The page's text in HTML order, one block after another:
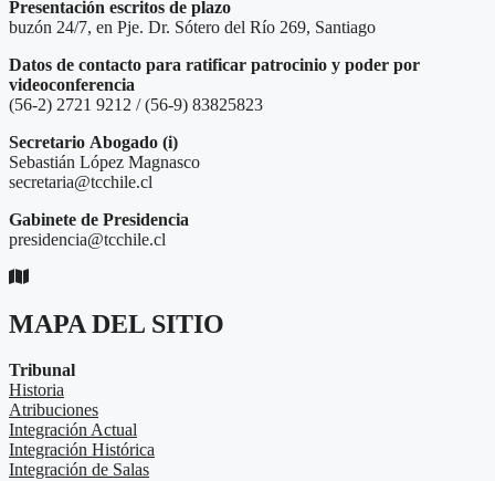
Presentación escritos de plazo
buzón 24/7, en Pje. Dr. Sótero del Río 269, Santiago
Datos de contacto para ratificar patrocinio y poder por
videoconferencia
(56-2) 2721 9212 / (56-9) 83825823
Secretario Abogado (i)
Sebastián López Magnasco
secretaria@tcchile.cl
Gabinete de Presidencia
presidencia@tcchile.cl
MAPA DEL SITIO
Tribunal
Historia
Atribuciones
Integración Actual
Integración Histórica
Integración de Salas